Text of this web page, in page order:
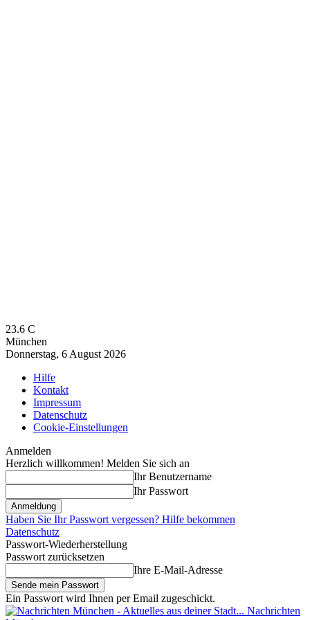
23.6 C
München
Donnerstag, 6 August 2026
Hilfe
Kontakt
Impressum
Datenschutz
Cookie-Einstellungen
Anmelden
Herzlich willkommen! Melden Sie sich an
Ihr Benutzername
Ihr Passwort
Haben Sie Ihr Passwort vergessen? Hilfe bekommen
Datenschutz
Passwort-Wiederherstellung
Passwort zurücksetzen
Ihre E-Mail-Adresse
Ein Passwort wird Ihnen per Email zugeschickt.
Nachrichten